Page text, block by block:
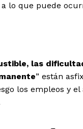
lo que puede
las
” están
los empleos y